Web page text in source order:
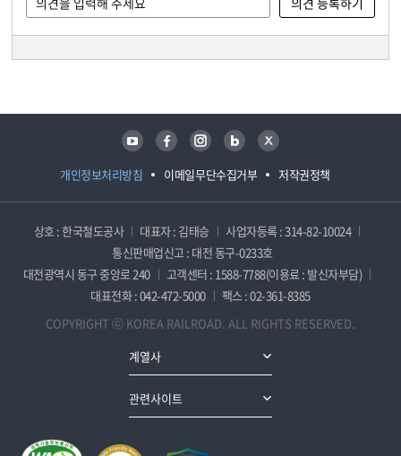
개인정보처리방침 이메일무단수집거부 저작권정책
유튜브 페이스북 인스타그램 블로그 트위터
상호 : 한국철도공사 대표자 : 김태승
사업자등록 : 314-82-10024
통신판매업신고 : 대전 동구-0233호
대전광역시 동구 중앙로 240
고객센터 : 1588-7788(이용료 : 발신자부담)
대표전화 : 042-472-5000
팩스 : 02-361-8385
COPYRIGHT ⓒ KOREA RAILROAD. ALL RIGHTS RESERVED.
계열사
관련사이트